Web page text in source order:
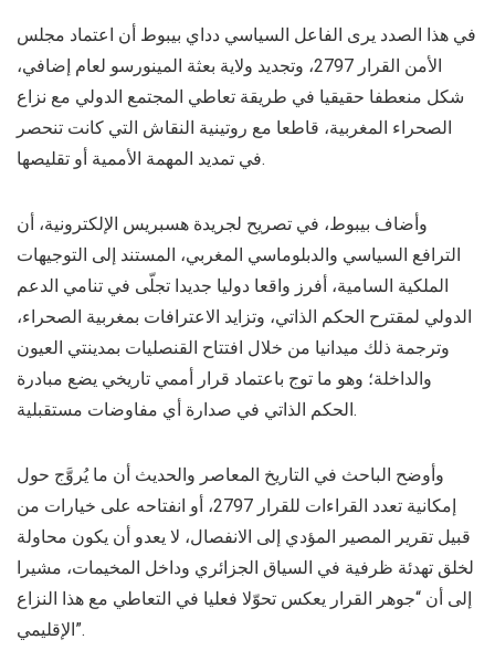
في هذا الصدد يرى الفاعل السياسي دداي بيبوط أن اعتماد مجلس
الأمن القرار 2797، وتجديد ولاية بعثة المينورسو لعام إضافي،
شكل منعطفا حقيقيا في طريقة تعاطي المجتمع الدولي مع نزاع
الصحراء المغربية، قاطعا مع روتينية النقاش التي كانت تنحصر
في تمديد المهمة الأممية أو تقليصها.
وأضاف بيبوط، في تصريح لجريدة هسبريس الإلكترونية، أن
الترافع السياسي والدبلوماسي المغربي، المستند إلى التوجيهات
الملكية السامية، أفرز واقعا دوليا جديدا تجلّى في تنامي الدعم
الدولي لمقترح الحكم الذاتي، وتزايد الاعترافات بمغربية الصحراء،
وترجمة ذلك ميدانيا من خلال افتتاح القنصليات بمدينتي العيون
والداخلة؛ وهو ما توج باعتماد قرار أممي تاريخي يضع مبادرة
الحكم الذاتي في صدارة أي مفاوضات مستقبلية.
وأوضح الباحث في التاريخ المعاصر والحديث أن ما يُروَّج حول
إمكانية تعدد القراءات للقرار 2797، أو انفتاحه على خيارات من
قبيل تقرير المصير المؤدي إلى الانفصال، لا يعدو أن يكون محاولة
لخلق تهدئة ظرفية في السياق الجزائري وداخل المخيمات، مشيرا
إلى أن “جوهر القرار يعكس تحوّلا فعليا في التعاطي مع هذا النزاع
الإقليمي”.